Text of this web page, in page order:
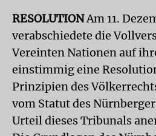
RESOLUTIONAm 11.
verabschiedete die
Vereinten Nationen auf
einstimmig eine
Prinzipien des
vom Statut des
Urteil dieses Tribunals